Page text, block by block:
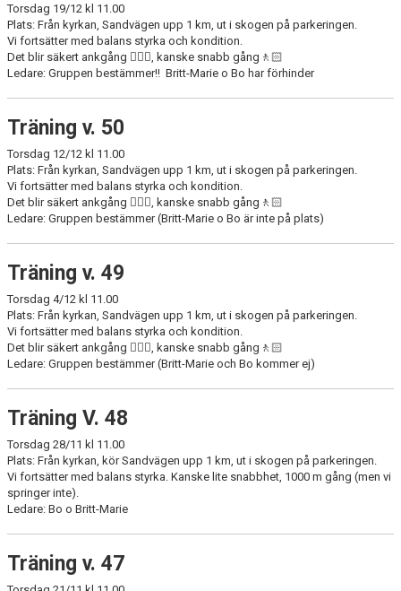
Torsdag 19/12 kl 11.00
Plats: Från kyrkan, Sandvägen upp 1 km, ut i skogen på parkeringen.
Vi fortsätter med balans styrka och kondition.
Det blir säkert ankgång 🏋🏻‍♀️, kanske snabb gång🚶🏻
Ledare: Gruppen bestämmer!! Britt-Marie o Bo har förhinder
Träning v. 50
Torsdag 12/12 kl 11.00
Plats: Från kyrkan, Sandvägen upp 1 km, ut i skogen på parkeringen.
Vi fortsätter med balans styrka och kondition.
Det blir säkert ankgång 🏋🏻‍♀️, kanske snabb gång🚶🏻
Ledare: Gruppen bestämmer (Britt-Marie o Bo är inte på plats)
Träning v. 49
Torsdag 4/12 kl 11.00
Plats: Från kyrkan, Sandvägen upp 1 km, ut i skogen på parkeringen.
Vi fortsätter med balans styrka och kondition.
Det blir säkert ankgång 🏋🏻‍♀️, kanske snabb gång🚶🏻
Ledare: Gruppen bestämmer (Britt-Marie och Bo kommer ej)
Träning V. 48
Torsdag 28/11 kl 11.00
Plats: Från kyrkan, kör Sandvägen upp 1 km, ut i skogen på parkeringen.
Vi fortsätter med balans styrka. Kanske lite snabbhet, 1000 m gång (men vi
springer inte).
Ledare: Bo o Britt-Marie
Träning v. 47